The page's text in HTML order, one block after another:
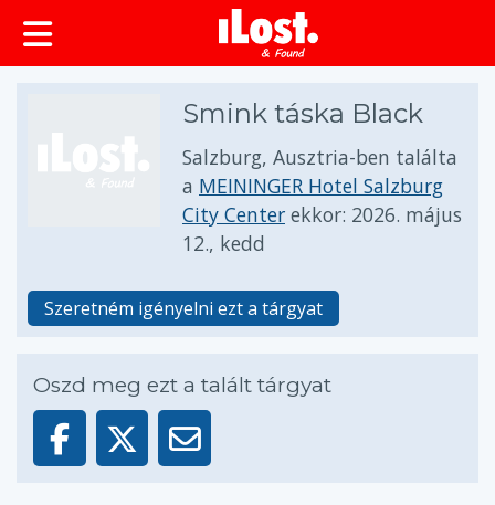
Smink táska Black
Salzburg, Ausztria-ben találta
a MEININGER Hotel Salzburg
City Center ekkor: 2026. május
12., kedd
Szeretném igényelni ezt a tárgyat
Oszd meg ezt a talált tárgyat